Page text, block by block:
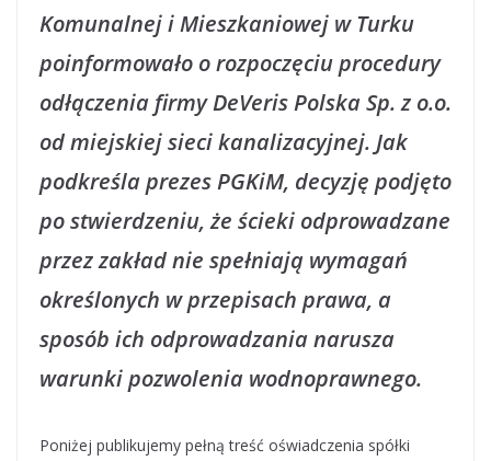
Komunalnej i Mieszkaniowej w Turku
poinformowało o rozpoczęciu procedury
odłączenia firmy DeVeris Polska Sp. z o.o.
od miejskiej sieci kanalizacyjnej. Jak
podkreśla prezes PGKiM, decyzję podjęto
po stwierdzeniu, że ścieki odprowadzane
przez zakład nie spełniają wymagań
określonych w przepisach prawa, a
sposób ich odprowadzania narusza
warunki pozwolenia wodnoprawnego.
Poniżej publikujemy pełną treść oświadczenia spółki